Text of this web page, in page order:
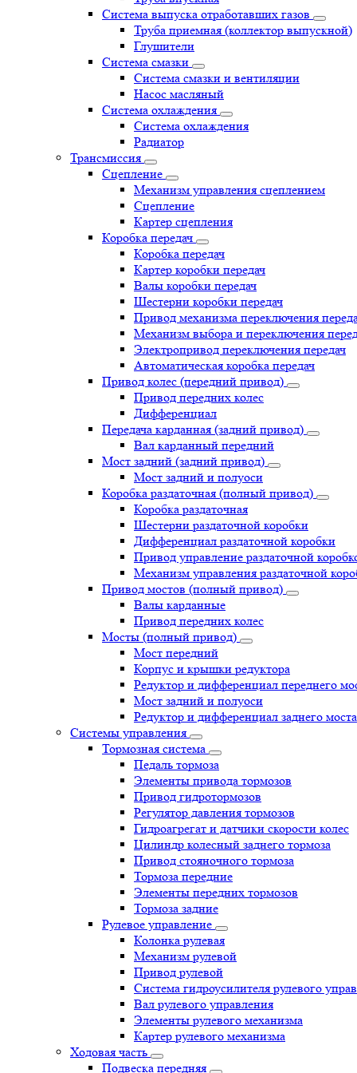
Система выпуска отработавших газов
Труба приемная (коллектор выпускной)
Глушители
Система смазки
Система смазки и вентиляции
Насос масляный
Система охлаждения
Система охлаждения
Радиатор
Трансмиссия
Сцепление
Механизм управления сцеплением
Сцепление
Картер сцепления
Коробка передач
Коробка передач
Картер коробки передач
Валы коробки передач
Шестерни коробки передач
Привод механизма переключения
Механизм выбора и переключения
Электропривод переключения передач
Автоматическая коробка передач
Привод колес (передний привод)
Привод передних колес
Дифференциал
Передача карданная (задний привод)
Вал карданный передний
Мост задний (задний привод)
Мост задний и полуоси
Коробка раздаточная (полный привод)
Коробка раздаточная
Шестерни раздаточной коробки
Дифференциал раздаточной коробки
Привод управление раздаточной
Механизм управления раздаточной
Привод мостов (полный привод)
Валы карданные
Привод передних колес
Мосты (полный привод)
Мост передний
Корпус и крышки редуктора
Редуктор и дифференциал переднего
Мост задний и полуоси
Редуктор и дифференциал заднего моста
Системы управления
Тормозная система
Педаль тормоза
Элементы привода тормозов
Привод гидротормозов
Регулятор давления тормозов
Гидроагрегат и датчики скорости колес
Цилиндр колесный заднего тормоза
Привод стояночного тормоза
Тормоза передние
Элементы передних тормозов
Тормоза задние
Рулевое управление
Колонка рулевая
Механизм рулевой
Привод рулевой
Система гидроусилителя рулевого
Вал рулевого управления
Элементы рулевого механизма
Картер рулевого механизма
Ходовая часть
Подвеска передняя